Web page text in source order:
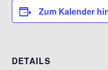
Zum Kalender
DETAILS